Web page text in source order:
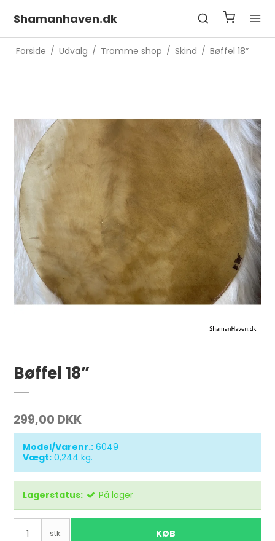
Shamanhaven.dk
Forside / Udvalg / Tromme shop / Skind / Bøffel 18”
Bøffel 18”
299,00 DKK
Model/Varenr.: 6049
Vægt: 0,244 kg.
Lagerstatus: På lager
stk. KØB